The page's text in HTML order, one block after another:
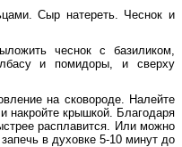
Сыр натереть. Чеснок и
чеснок с базиликом,
и помидоры, и сверху
на сковороде. Налейте
накройте крышкой. Благодаря
расплавится. Или можно
в духовке 5-10 минут до